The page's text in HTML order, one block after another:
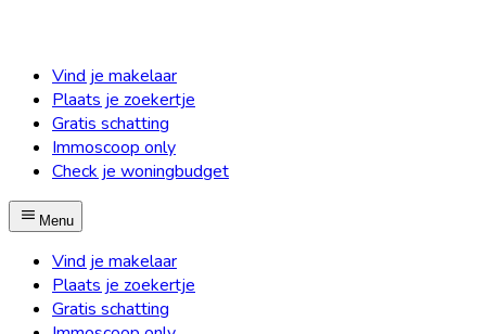
Vind je makelaar
Plaats je zoekertje
Gratis schatting
Immoscoop only
Check je woningbudget
Menu
Vind je makelaar
Plaats je zoekertje
Gratis schatting